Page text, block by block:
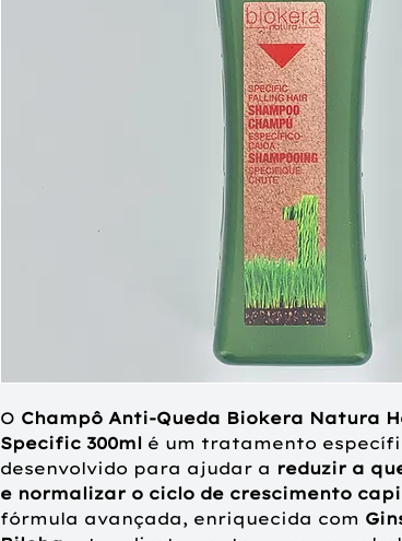
O Champô Anti-Queda Biokera Natura
Specific 300ml é um tratamento
desenvolvido para ajudar a reduzir a
e normalizar o ciclo de crescimento
fórmula avançada, enriquecida com